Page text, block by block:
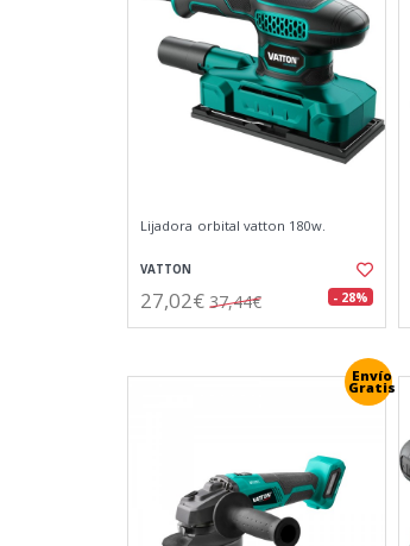
Lijadora orbital vatton 180w.
VATTON
27,02€ 37,44€ - 28%
Envío
Gratis